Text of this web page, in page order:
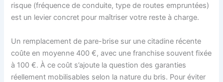
risque (fréquence de conduite, type de routes empruntées)
est un levier concret pour maîtriser votre reste à charge.
Un remplacement de pare-brise sur une citadine récente
coûte en moyenne 400 €, avec une franchise souvent fixée
à 100 €. À ce coût s’ajoute la question des garanties
réellement mobilisables selon la nature du bris. Pour éviter